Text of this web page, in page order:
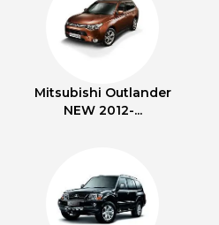
Mitsubishi Outlander
NEW 2012-...